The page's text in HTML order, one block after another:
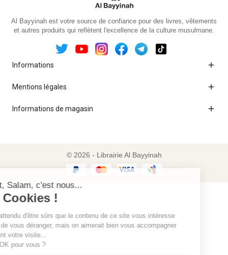
Al Bayyinah est votre source de confiance pour des livres, vêtements
et autres produits qui reflètent l'excellence de la culture musulmane.
Informations 
Mentions légales 
Informations de magasin 
© 2026 - Librairie Al Bayyinah